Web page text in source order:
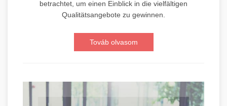
betrachtet, um einen Einblick in die vielfältigen
Qualitätsangebote zu gewinnen.
Továb olvasom